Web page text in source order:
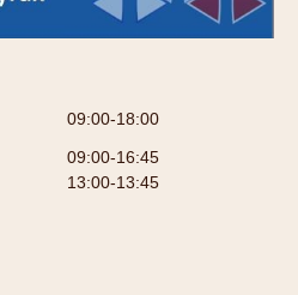
09:00-18:00
09:00-16:45
13:00-13:45